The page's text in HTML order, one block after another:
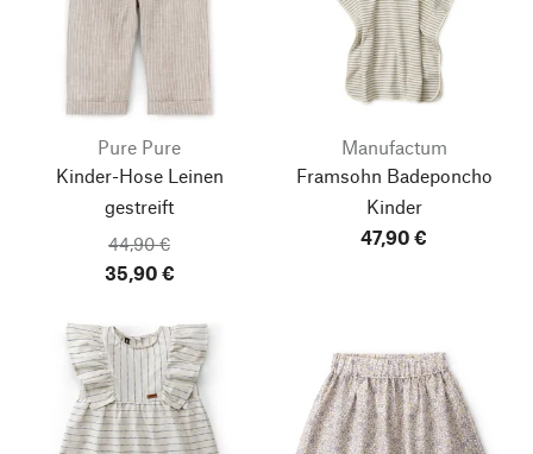
Pure Pure
Kinder-Hose Leinen
gestreift
44,90 €
35,90 €
Manufactum
Framsohn Badeponcho
Kinder
47,90 €